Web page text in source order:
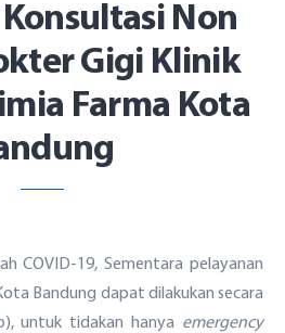
Non
Gigi Klinik
Farma Kota
COVID-19, Sementara pelayanan
Bandung dapat dilakukan secara
untuk tidakan hanya emergency